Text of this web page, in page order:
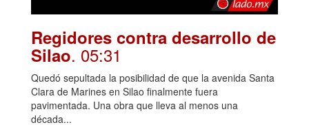
Regidores contra desarrollo de
Silao. 05:31
Quedó sepultada la posibilidad de que la avenida Santa
Clara de Marines en Silao finalmente fuera
pavimentada. Una obra que lleva al menos una
década...